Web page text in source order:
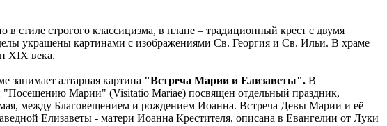
в стиле строгого классицизма, в плане – традиционный крест с двумя
украшены картинами с изображениями Св. Георгия и Св. Ильи. В храме
XIX века.
занимает алтарная картина "Встреча Марии и Елизаветы".В
"Посещению Марии" (Visitatio Mariae) посвящен отдельный праздник,
между Благовещением и рождением Иоанна. Встреча Девы Марии и её
Елизаветы - матери Иоанна Крестителя, описана в Евангелии от Луки